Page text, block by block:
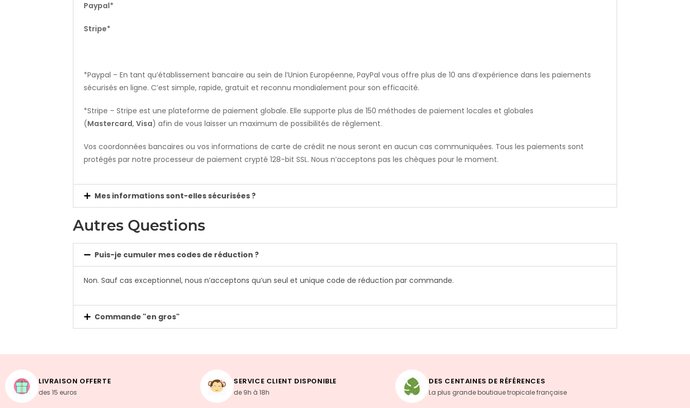
Paypal*
Stripe*
*Paypal – En tant qu’établissement bancaire au sein de l’Union Européenne, PayPal vous offre plus de 10 ans d’expérience dans les paiements
sécurisés en ligne. C’est simple, rapide, gratuit et reconnu mondialement pour son efficacité.
*Stripe – Stripe est une plateforme de paiement globale. Elle supporte plus de 150 méthodes de paiement locales et globales
(Mastercard, Visa) afin de vous laisser un maximum de possibilités de règlement.
Vos coordonnées bancaires ou vos informations de carte de crédit ne nous seront en aucun cas communiquées. Tous les paiements sont
protégés par notre processeur de paiement crypté 128-bit SSL. Nous n’acceptons pas les chèques pour le moment.
Mes informations sont-elles sécurisées ?
Autres Questions
Puis-je cumuler mes codes de réduction ?
Non. Sauf cas exceptionnel, nous n’acceptons qu’un seul et unique code de réduction par commande.
Commande "en gros"
LIVRAISON OFFERTE
des 15 euros
SERVICE CLIENT DISPONIBLE
de 9h à 18h
DES CENTAINES DE RÉFÉRENCES
La plus grande boutiaue tropicale française